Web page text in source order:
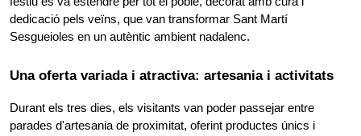
dedicació pels veïns, que van transformar Sant Martí
Sesgueioles en un autèntic ambient nadalenc.
Una oferta variada i atractiva: artesania i activitats
Durant els tres dies, els visitants van poder passejar entre
parades d'artesania de proximitat, oferint productes únics i